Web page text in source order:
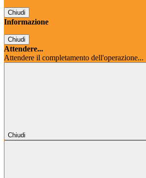
Chiudi
Informazione
Chiudi
Attendere...
Attendere il completamento dell'operazione...
Chiudi